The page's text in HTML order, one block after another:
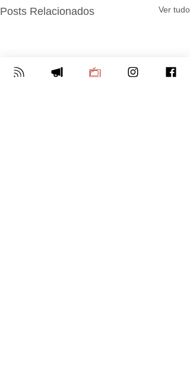
Posts Relacionados Ver tudo